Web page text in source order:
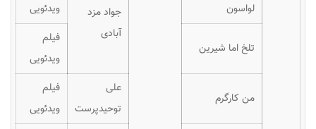
لواسون
جواد مزد
آبادی
ویدئویی
تلخ اما شیرین
فیلم
ویدئویی
من کارگرم
علی
توحیدپرست
فیلم
ویدئویی